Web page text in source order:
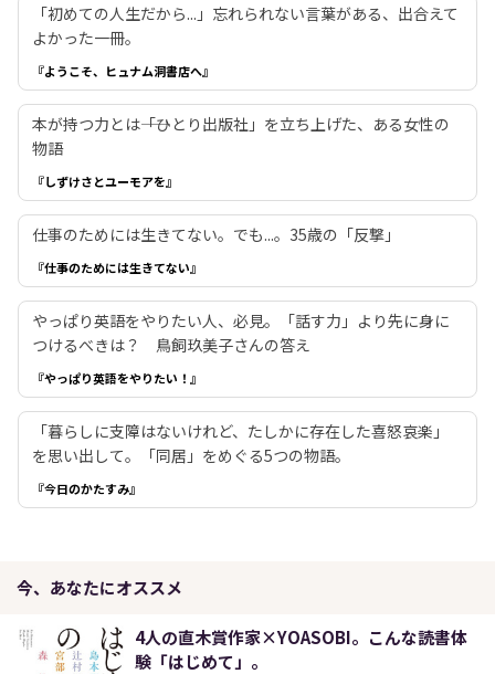
「初めての人生だから...」忘れられない言葉がある、出合えて
よかった一冊。
『ようこそ、ヒュナム洞書店へ』
本が持つ力とは――「ひとり出版社」を立ち上げた、ある女性の
物語
『しずけさとユーモアを』
仕事のためには生きてない。でも...。35歳の「反撃」
『仕事のためには生きてない』
やっぱり英語をやりたい人、必見。「話す力」より先に身に
つけるべきは？ 鳥飼玖美子さんの答え
『やっぱり英語をやりたい！』
「暮らしに支障はないけれど、たしかに存在した喜怒哀楽」
を思い出して。「同居」をめぐる5つの物語。
『今日のかたすみ』
今、あなたにオススメ
4人の直木賞作家×YOASOBI。こんな読書体
験「はじめて」。